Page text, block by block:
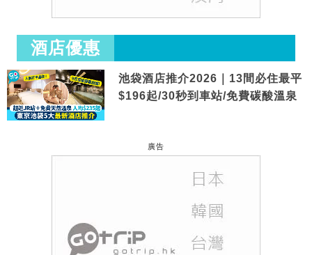
酒店優惠
池袋酒店推介2026｜13間必住最平
$196起/30秒到車站/免費碳酸溫泉
廣告